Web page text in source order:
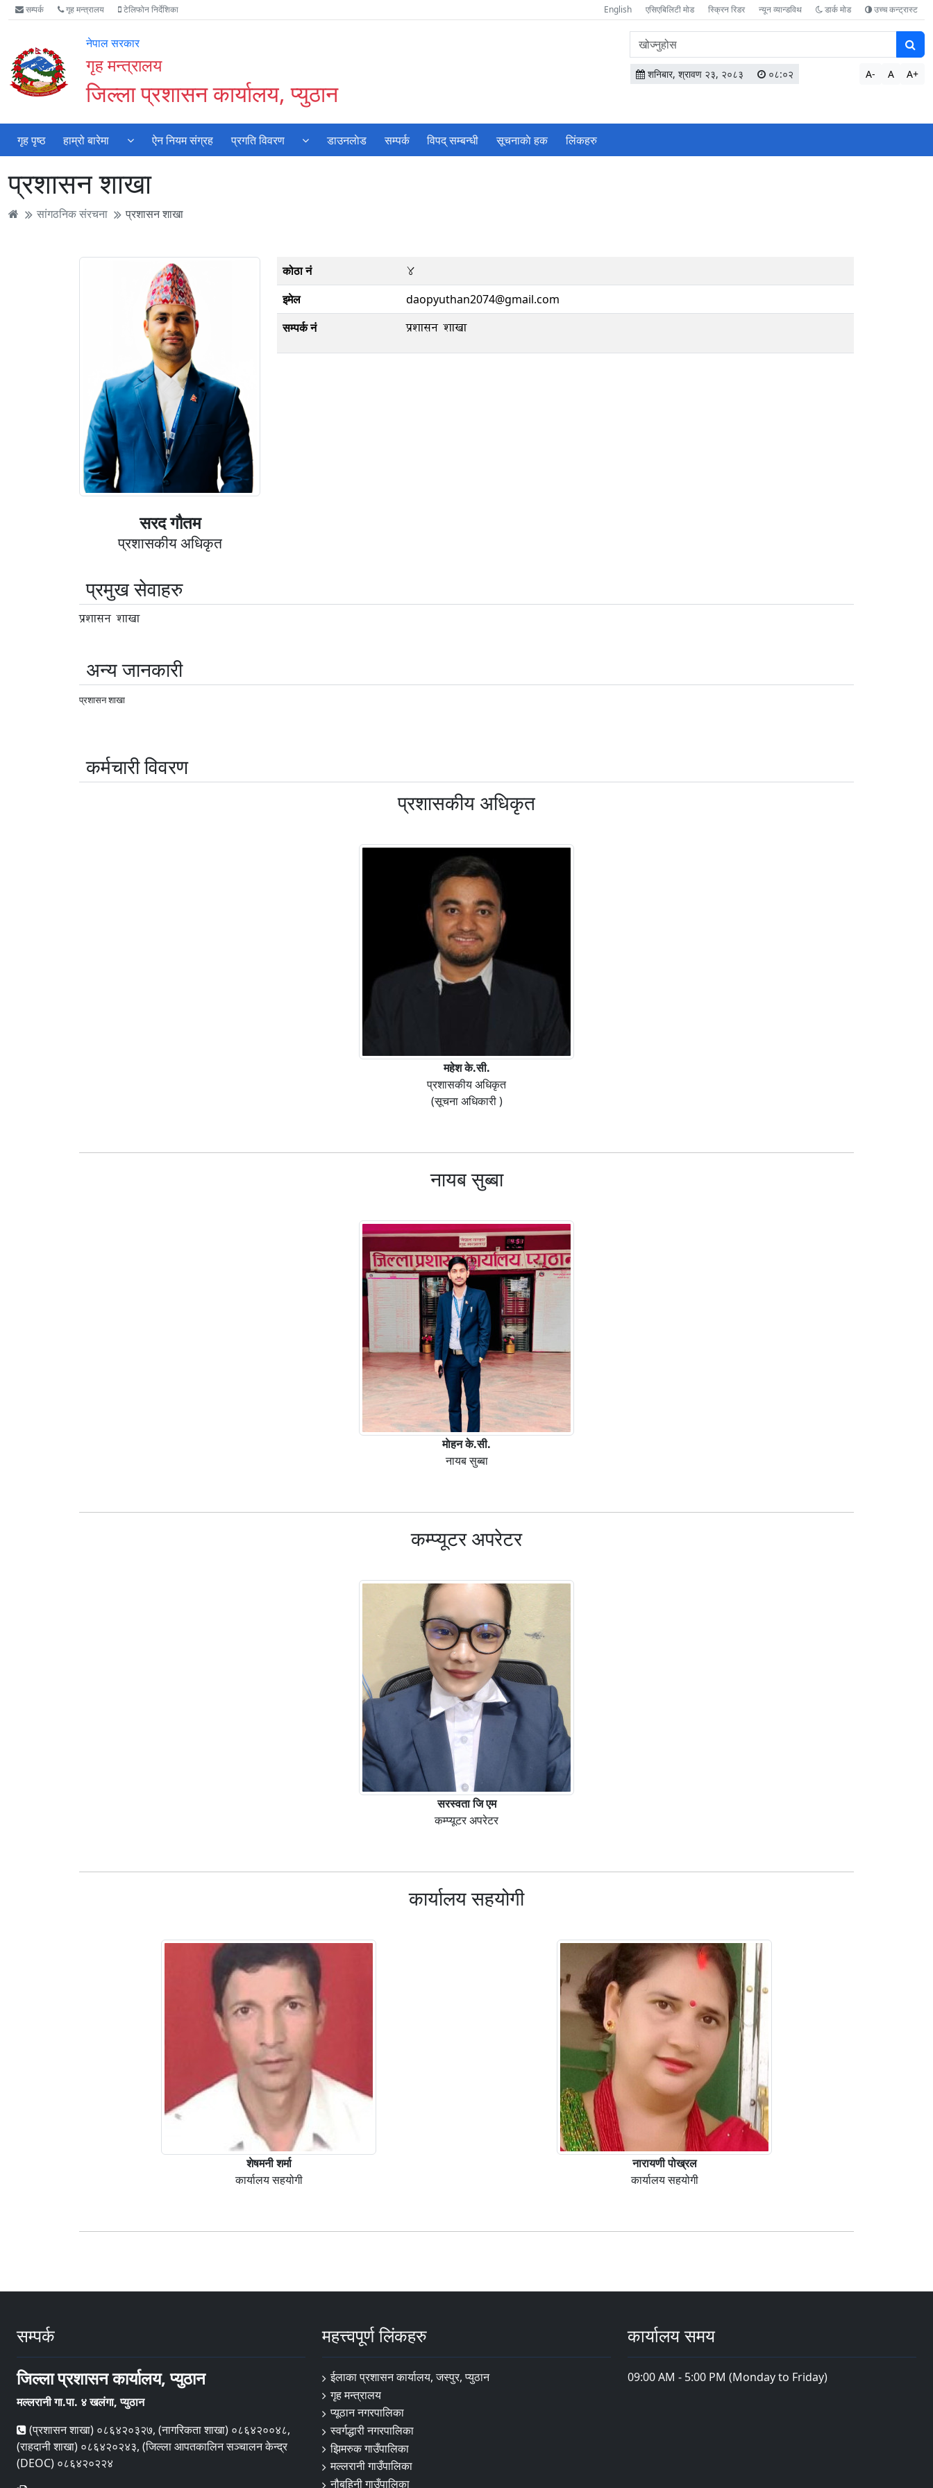
Accessibility
Mode
गर्नुहोस्
मुख्य
सामाग्री
मुख्य
नेभिगेसन
वेबसाइट
खोजमा
सम्पर्क गृह मन्त्रालय टेलिफोन निर्देशिका English एसिएबिलिटी मोड स्क्रिन रिडर न्यून व्यान्डविथ डार्क मोड उच्च कन्ट्रास्ट
नेपाल सरकार
गृह मन्त्रालय
जिल्ला प्रशासन कार्यालय, प्युठान
वेबसाइटमा
सामग्री
खोज्नुहोस
शनिबार, श्रावण २३, २०८३ ०८:०२ A- A A+
गृह पृष्ठ हाम्रो बारेमा ऐन नियम संग्रह प्रगति विवरण डाउनलाेड सम्पर्क विपद् सम्बन्धी सूचनाकाे हक लिंकहरु
प्रशासन शाखा
सांगठनिक संरचना प्रशासन शाखा
सरद गौतम
प्रशासकीय अधिकृत
कोठा नं 4
इमेल
daopyuthan2074@gmail.com
सम्पर्क नं
प्रशासन शाखा
प्रमुख सेवाहरु
प्रशासन शाखा
अन्य जानकारी
प्रशासन शाखा
कर्मचारी विवरण
प्रशासकीय अधिकृत
महेश के.सी.
प्रशासकीय अधिकृत
(सूचना अधिकारी )
नायब सुब्बा
माेहन के.सी.
नायब सुब्बा
कम्प्यूटर अपरेटर
सरस्वता जि एम
कम्प्यूटर अपरेटर
कार्यालय सहयोगी
शेषमनी शर्मा
कार्यालय सहयोगी
नारायणी पोख्रल
कार्यालय सहयोगी
सम्पर्क
जिल्ला प्रशासन कार्यालय, प्युठान
मल्लरानी गा.पा. ४ खलंगा, प्युठान
(प्रशासन शाखा) ०८६४२०३२७, (नागरिकता शाखा) ०८६४२००४८,
(राहदानी शाखा) ०८६४२०२४३, (जिल्ला आपतकालिन सञ्चालन केन्द्र
(DEOC) ०८६४२०२२४
महत्त्वपूर्ण लिंकहरु
ईलाका प्रशासन कार्यालय, जस्पुर, प्युठान
गृह मन्त्रालय
प्यूठान नगरपालिका
स्वर्गद्धारी नगरपालिका
झिमरुक गाउँपालिका
मल्लरानी गाउँपालिका
नौबहिनी गाउँपालिका
कार्यालय समय
09:00 AM - 5:00 PM (Monday to Friday)